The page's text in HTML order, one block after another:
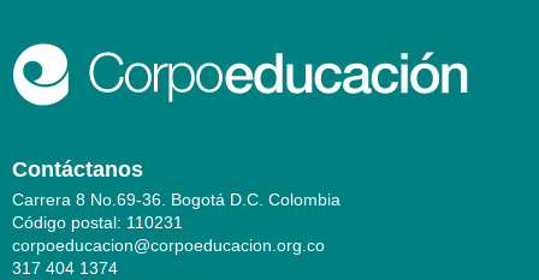
Contáctanos
Carrera 8 No.69-36. Bogotá D.C. Colombia
Código postal: 110231
corpoeducacion@corpoeducacion.org.co
317 404 1374